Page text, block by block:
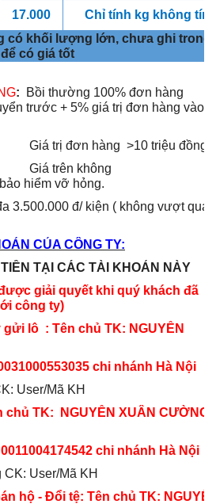
17.000
Chỉ tính kg không
có khối lượng lớn, chưa ghi trong
có giá tốt
: Bồi thường 100% đơn hàng
trước + 5% giá trị đơn hàng vào
hàng >10 triệu đồng/
không
bảo hiểm vỡ hỏng.
3.500.000 đ/ kiện ( không vượt quá
CỦA CÔNG TY:
TẠI CÁC TÀI KHOẢN NÀY
giải quyết khi quý khách đã
công ty)
lô : Tên chủ TK: NGUYỄN
chi nhánh Hà Nội
Mã KH
chủ TK: NGUYỄN XUÂN CƯỜNG
chi nhánh Hà Nội
User/Mã KH
hộ - Đổi tệ: Tên chủ TK: